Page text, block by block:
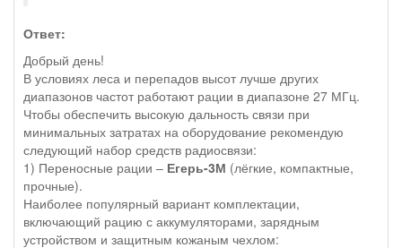
Ответ:
Добрый день!
В условиях леса и перепадов высот лучше других
диапазонов частот работают рации в диапазоне 27 МГц.
Чтобы обеспечить высокую дальность связи при
минимальных затратах на оборудование рекомендую
следующий набор средств радиосвязи:
1) Переносные рации – Егерь-3М (лёгкие, компактные,
прочные).
Наиболее популярный вариант комплектации,
включающий рацию с аккумуляторами, зарядным
устройством и защитным кожаным чехлом: